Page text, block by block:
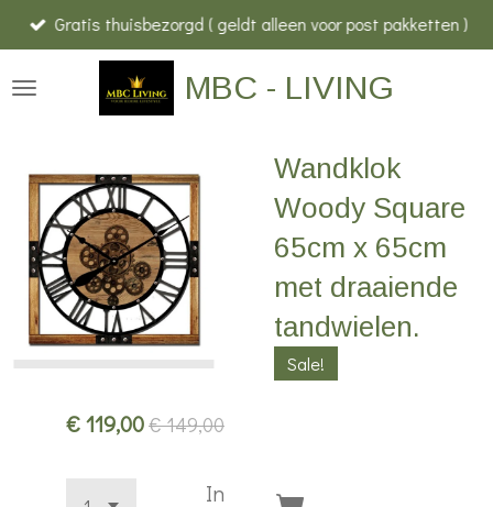
Ga
direct
naar
MBC - LIVING
Gratis thuisbezorgd ( geldt alleen voor post pakketten )
Wandklok
Woody Square
65cm x 65cm
met draaiende
tandwielen.
Sale!
€ 119,00€ 149,00
In